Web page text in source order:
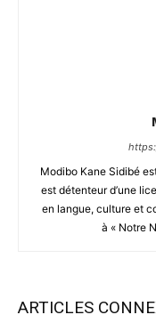
Modibo Kane Sidibé
est détenteur d’une
en langue, culture et
à « Notre
ARTICLES